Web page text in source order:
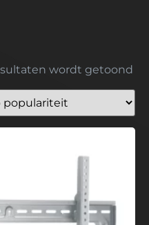
wordt getoond